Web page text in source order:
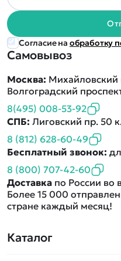
Каталог
Самовывоз
Москва: Михайловский
Волгоградский
8(495) 008-53-92
СПБ: Лиговский пр. 50
8 (812) 628-60-49
Бесплатный звонок:
8 (800) 707-42-60
Доставка по России во
Более 15 000
стране каждый месяц!
Согласие на обработку